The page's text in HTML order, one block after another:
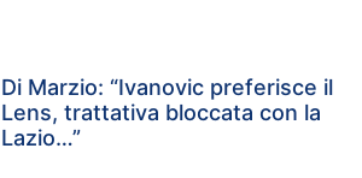
Di Marzio: “Ivanovic preferisce il
Lens, trattativa bloccata con la
Lazio…”